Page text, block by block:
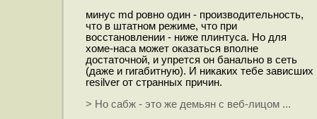
минус md ровно один - производительность,
что в штатном режиме, что при
восстановлении - ниже плинтуса. Но для
хоме-наса может оказаться вполне
достаточной, и упрется он банально в сеть
(даже и гигабитную). И никаких тебе зависших
resilver от странных причин.
> Но сабж - это же демьян с веб-лицом ...